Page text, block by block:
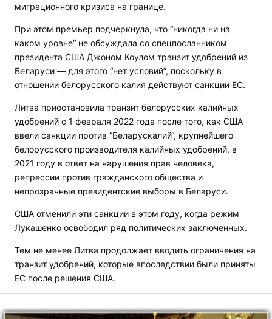
миграционного кризиса на границе.
При этом премьер подчеркнула, что “никогда ни на
каком уровне“ не обсуждала со спецпосланником
президента США Джоном Коулом транзит удобрений из
Беларуси — для этого “нет условий”, поскольку в
отношении белорусского калия действуют санкции ЕС.
Литва приостановила транзит белорусских калийных
удобрений с 1 февраля 2022 года после того, как США
ввели санкции против “Беларускалий“, крупнейшего
белорусского производителя калийных удобрений, в
2021 году в ответ на нарушения прав человека,
репрессии против гражданского общества и
непрозрачные президентские выборы в Беларуси.
США отменили эти санкции в этом году, когда режим
Лукашенко освободил ряд политических заключенных.
Тем не менее Литва продолжает вводить ограничения на
транзит удобрений, которые впоследствии были приняты
ЕС после решения США.